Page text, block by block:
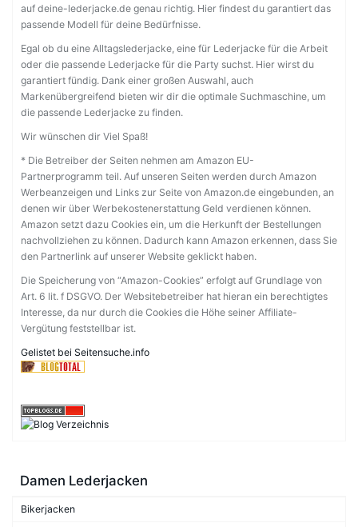
auf deine-lederjacke.de genau richtig. Hier findest du garantiert das
passende Modell für deine Bedürfnisse.
Egal ob du eine Alltagslederjacke, eine für Lederjacke für die Arbeit
oder die passende Lederjacke für die Party suchst. Hier wirst du
garantiert fündig. Dank einer großen Auswahl, auch
Markenübergreifend bieten wir dir die optimale Suchmaschine, um
die passende Lederjacke zu finden.
Wir wünschen dir Viel Spaß!
* Die Betreiber der Seiten nehmen am Amazon EU-
Partnerprogramm teil. Auf unseren Seiten werden durch Amazon
Werbeanzeigen und Links zur Seite von Amazon.de eingebunden, an
denen wir über Werbekostenerstattung Geld verdienen können.
Amazon setzt dazu Cookies ein, um die Herkunft der Bestellungen
nachvollziehen zu können. Dadurch kann Amazon erkennen, dass Sie
den Partnerlink auf unserer Website geklickt haben.
Die Speicherung von “Amazon-Cookies” erfolgt auf Grundlage von
Art. 6 lit. f DSGVO. Der Websitebetreiber hat hieran ein berechtigtes
Interesse, da nur durch die Cookies die Höhe seiner Affiliate-
Vergütung feststellbar ist.
Gelistet bei Seitensuche.info
Damen Lederjacken
Bikerjacken